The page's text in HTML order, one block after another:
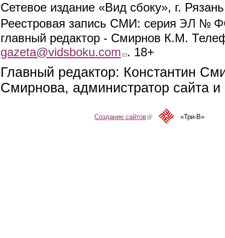
Сетевое издание «Вид сбоку», г.
Реестровая запись СМИ: серия ЭЛ №
главный редактор - Смирнов К.М.
gazeta@vidsboku.com (link sends e-mail)
. 18+
Главный редактор: Константин
Смирнова, администратор сайта
Создание сайтов(link is external)«Три-В»